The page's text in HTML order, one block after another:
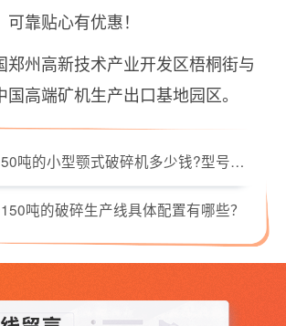
靠贴心有优惠！
郑州高新技术产业开发区梧桐街与
高端矿机生产出口基地园区。
吨的小型颚式破碎机多少钱?型号有哪些?
吨的破碎生产线具体配置有哪些？